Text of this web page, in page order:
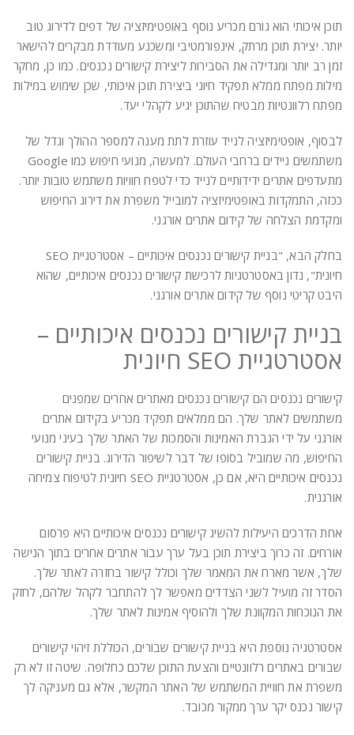
תוכן איכותי הוא גורם מכריע נוסף באופטימיזציה של דפים לדירוג טוב
יותר. יצירת תוכן מרתק, אינפורמטיבי ומשכנע מעודדת מבקרים להישאר
זמן רב יותר ומגדילה את הסבירות ליצירת קישורים נכנסים. כמו כן, מחקר
מילות מפתח ממלא תפקיד חיוני ביצירת תוכן איכותי, שכן שימוש במילות
מפתח רלוונטיות מבטיח שהתוכן יגיע לקהלי יעד.
לבסוף, אופטימיזציה לנייד עוזרת לתת מענה למספר ההולך וגדל של
משתמשים ניידים ברחבי העולם. למעשה, מנועי חיפוש כמו Google
מתעדפים אתרים ידידותיים לנייד כדי לטפח חוויות משתמש טובות יותר.
ככזה, התמקדות באופטימיזציה למובייל משפרת את דירוג החיפוש
ומקדמת הצלחה של קידום אתרים אורגני.
בחלק הבא, "בניית קישורים נכנסים איכותיים – אסטרטגיית SEO
חיונית", נדון באסטרטגיות לרכישת קישורים נכנסים איכותיים, שהוא
היבט קריטי נוסף של קידום אתרים אורגני.
בניית קישורים נכנסים איכותיים –
אסטרטגיית SEO חיונית
קישורים נכנסים הם קישורים נכנסים מאתרים אחרים שמפנים
משתמשים לאתר שלך. הם ממלאים תפקיד מכריע בקידום אתרים
אורגני על ידי הגברת האמינות והסמכות של האתר שלך בעיני מנועי
החיפוש, מה שמוביל בסופו של דבר לשיפור הדירוג. בניית קישורים
נכנסים איכותיים היא, אם כן, אסטרטגיית SEO חיונית לטיפוח צמיחה
אורגנית.
אחת הדרכים היעילות להשיג קישורים נכנסים איכותיים היא פרסום
אורחים. זה כרוך ביצירת תוכן בעל ערך עבור אתרים אחרים בתוך הנישה
שלך, אשר מארח את המאמר שלך וכולל קישור בחזרה לאתר שלך.
הסדר זה מועיל לשני הצדדים מאפשר לך להתחבר לקהל שלהם, לחזק
את הנוכחות המקוונת שלך ולהוסיף אמינות לאתר שלך.
אסטרטגיה נוספת היא בניית קישורים שבורים, הכוללת זיהוי קישורים
שבורים באתרים רלוונטיים והצעת התוכן שלכם כחלופה. שיטה זו לא רק
משפרת את חוויית המשתמש של האתר המקשר, אלא גם מעניקה לך
קישור נכנס יקר ערך ממקור מכובד.